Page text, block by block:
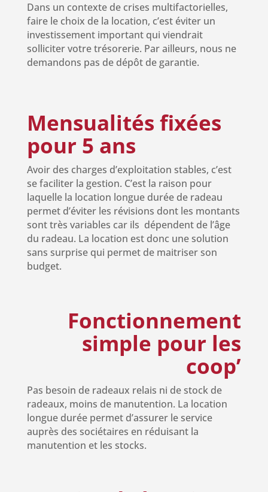
Dans un contexte de crises multifactorielles,
faire le choix de la location, c’est éviter un
investissement important qui viendrait
solliciter votre trésorerie. Par ailleurs, nous ne
demandons pas de dépôt de garantie.
Mensualités fixées
pour 5 ans
Avoir des charges d’exploitation stables, c’est
se faciliter la gestion. C’est la raison pour
laquelle la location longue durée de radeau
permet d’éviter les révisions dont les montants
sont très variables car ils dépendent de l’âge
du radeau. La location est donc une solution
sans surprise qui permet de maitriser son
budget.
Fonctionnement
simple pour les
coop’
Pas besoin de radeaux relais ni de stock de
radeaux, moins de manutention. La location
longue durée permet d’assurer le service
auprès des sociétaires en réduisant la
manutention et les stocks.